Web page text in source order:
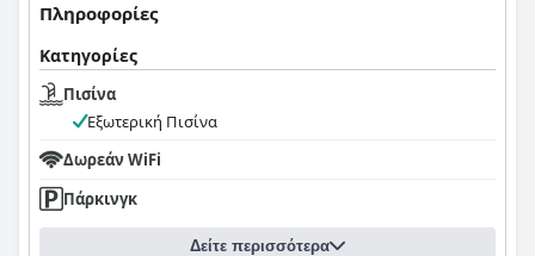
Πληροφορίες
Κατηγορίες
Πισίνα
Εξωτερική Πισίνα
Δωρεάν WiFi
Πάρκινγκ
Δείτε περισσότερα